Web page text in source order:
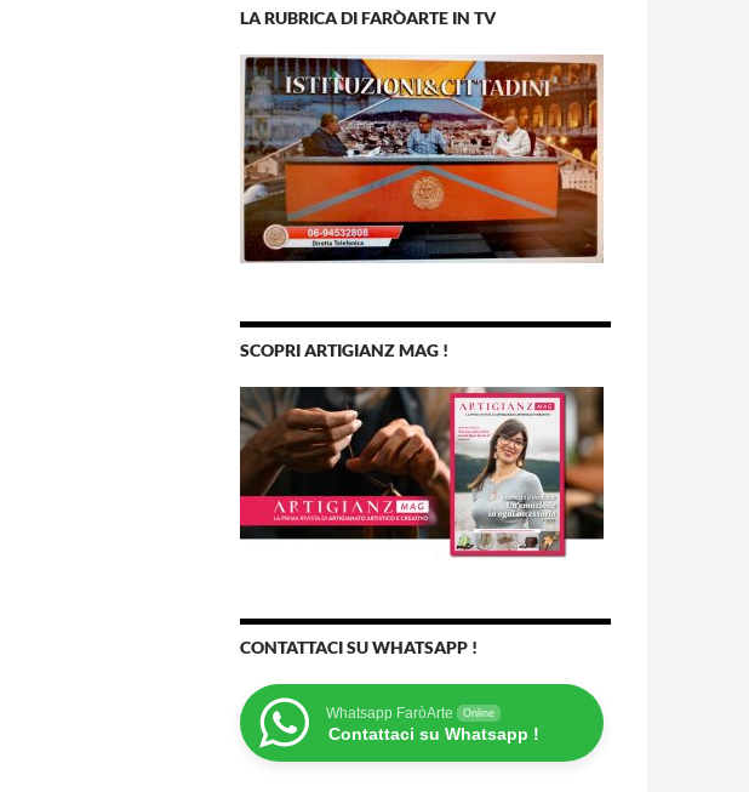
LA RUBRICA DI FARÒARTE IN TV
SCOPRI ARTIGIANZ MAG !
CONTATTACI SU WHATSAPP !
Whatsapp FaròArte Online
Contattaci su Whatsapp !